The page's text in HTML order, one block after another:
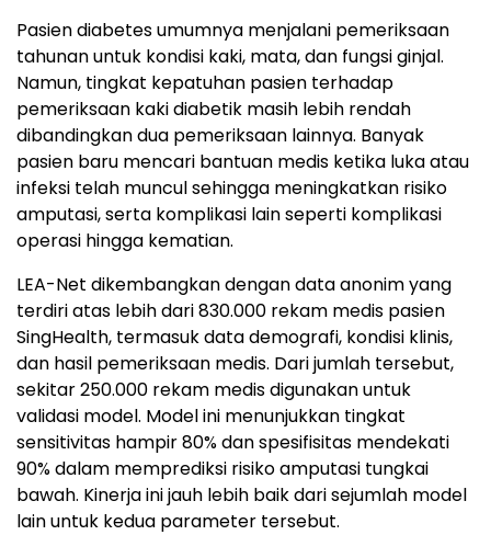
Pasien diabetes umumnya menjalani pemeriksaan
tahunan untuk kondisi kaki, mata, dan fungsi ginjal.
Namun, tingkat kepatuhan pasien terhadap
pemeriksaan kaki diabetik masih lebih rendah
dibandingkan dua pemeriksaan lainnya. Banyak
pasien baru mencari bantuan medis ketika luka atau
infeksi telah muncul sehingga meningkatkan risiko
amputasi, serta komplikasi lain seperti komplikasi
operasi hingga kematian.
LEA-Net dikembangkan dengan data anonim yang
terdiri atas lebih dari 830.000 rekam medis pasien
SingHealth, termasuk data demografi, kondisi klinis,
dan hasil pemeriksaan medis. Dari jumlah tersebut,
sekitar 250.000 rekam medis digunakan untuk
validasi model. Model ini menunjukkan tingkat
sensitivitas hampir 80% dan spesifisitas mendekati
90% dalam memprediksi risiko amputasi tungkai
bawah. Kinerja ini jauh lebih baik dari sejumlah model
lain untuk kedua parameter tersebut.